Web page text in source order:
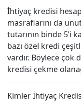
İhtiyaç kredisi
masraflarını da
tutarının binde 5’i
bazı özel kredi
vardır. Böylece çok
kredisi çekme
Kimler İhtiyaç